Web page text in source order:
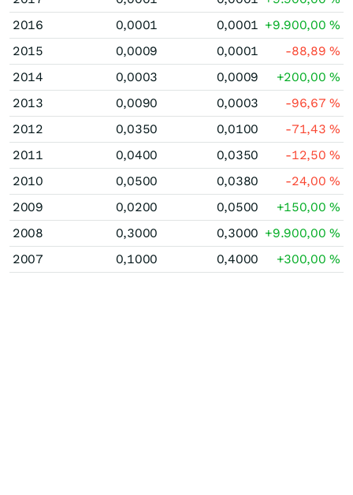
2016
0,0001 0,0001 +9.900,00%
2015
0,0009 0,0001 -88,89%
2014
0,0003 0,0009 +200,00%
2013
0,0090 0,0003 -96,67%
2012
0,0350 0,0100 -71,43%
2011
0,0400 0,0350 -12,50%
2010
0,0500 0,0380 -24,00%
2009
0,0200 0,0500 +150,00%
2008
0,3000 0,3000 +9.900,00%
2007
0,1000 0,4000 +300,00%